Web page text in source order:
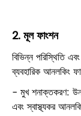
2. মূল ফাংশন
বিভিন্ন পরিস্থিতি
ব্যবহারিক আনলকিং
- মুখ শনাক্তকরণ:
এবং স্বাস্থ্যকর